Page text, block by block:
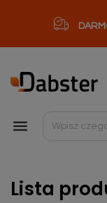

Lista